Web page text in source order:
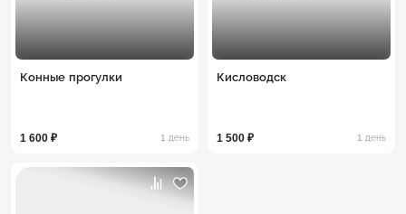
Конные прогулки
1 600 ₽ 1 день
Кисловодск
1 500 ₽ 1 день